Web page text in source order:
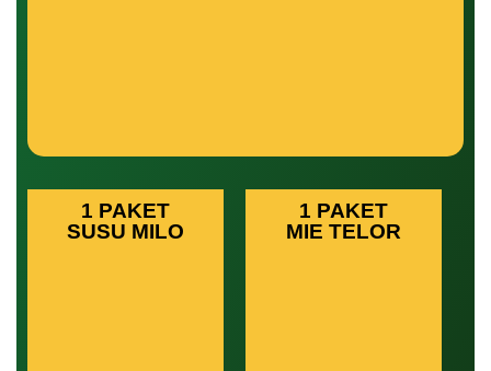
1 PAKET
SUSU MILO
1 PAKET
MIE TELOR